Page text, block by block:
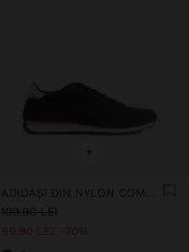
+
199.90 LEI
59.90 LEI
70%